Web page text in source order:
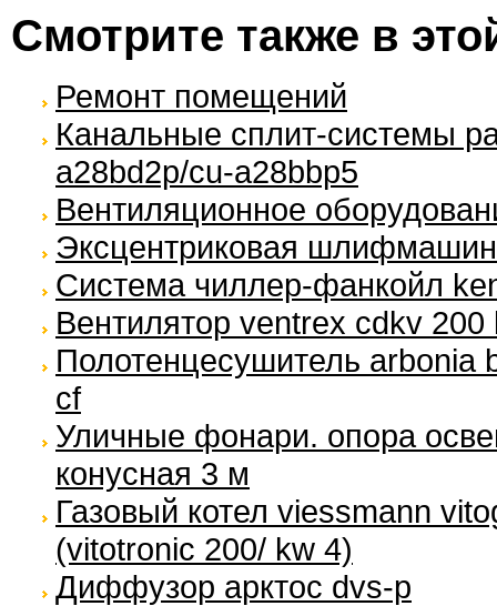
Смотрите также в
Ремонт помещений
Канальные сплит-системы
a28bd2p/cu-a28bbp5
Вентиляционное
Эксцентриковая
Система чиллер-фанкойл
Вентилятор ventrex cdkv 200
Полотенцесушитель arbonia
cf
Уличные фонари. опора
конусная 3 м
Газовый котел viessmann
(vitotronic 200/ kw 4)
Диффузор арктос dvs-p